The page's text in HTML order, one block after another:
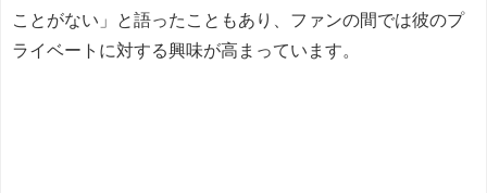
ことがない」と語ったこともあり、ファンの間では彼のプ
ライベートに対する興味が高まっています。